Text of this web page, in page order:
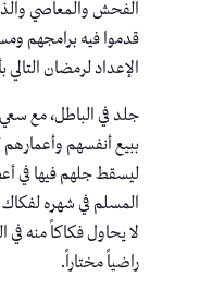
الفحش والمعاصي
قدموا فيه برامجهم
الإعداد لرمضان
جلد في الباطل، مع
ببيع أنفسهم
ليسقط جلهم فيها في
المسلم في شهره لفكاك
لا يحاول فكاكاً منه في
راضياً مختاراً.